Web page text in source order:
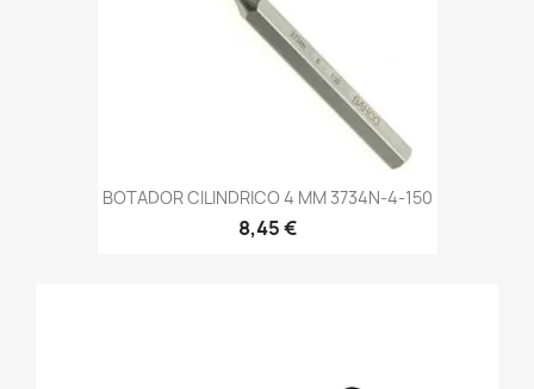
BOTADOR CILINDRICO 4 MM 3734N-4-150
8,45 €